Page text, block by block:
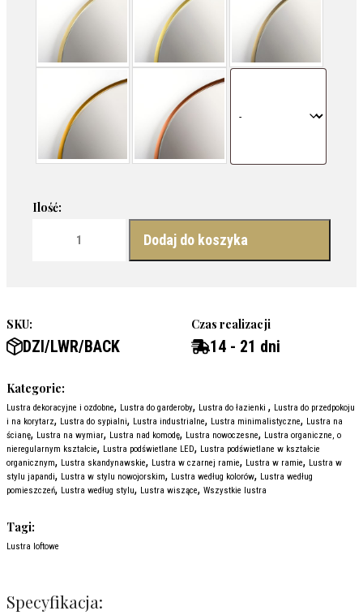
ilość LUSTRO W KSZTAŁCIE ORGANICZNYM W CZARNEJ
Dodaj do koszyka
SKU:
DZI/LWR/BACK
Czas realizacji
14 - 21 dni
Kategorie:
Lustra dekoracyjne i ozdobne, Lustra do garderoby, Lustra do łazienki , Lustra do przedpokoju
i na korytarz, Lustra do sypialni, Lustra industrialne, Lustra minimalistyczne, Lustra na
ścianę, Lustra na wymiar, Lustra nad komodę, Lustra nowoczesne, Lustra organiczne, o
nieregularnym kształcie, Lustra podświetlane LED, Lustra podświetlane w kształcie
organicznym, Lustra skandynawskie, Lustra w czarnej ramie, Lustra w ramie, Lustra w
stylu japandi, Lustra w stylu nowojorskim, Lustra według kolorów, Lustra według
pomieszczeń, Lustra według stylu, Lustra wiszące, Wszystkie lustra
Tagi:
Lustra loftowe
Specyfikacja: